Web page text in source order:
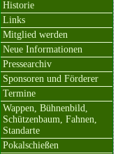
Historie
Links
Mitglied werden
Neue Informationen
Pressearchiv
Sponsoren und Förderer
Termine
Wappen, Bühnenbild,
Schützenbaum, Fahnen,
Standarte
Pokalschießen